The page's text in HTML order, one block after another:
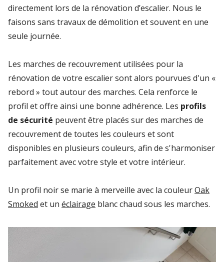
directement lors de la rénovation d’escalier. Nous le
faisons sans travaux de démolition et souvent en une
seule journée.
Les marches de recouvrement utilisées pour la
rénovation de votre escalier sont alors pourvues d'un «
rebord » tout autour des marches. Cela renforce le
profil et offre ainsi une bonne adhérence. Les profils
de sécurité peuvent être placés sur des marches de
recouvrement de toutes les couleurs et sont
disponibles en plusieurs couleurs, afin de s'harmoniser
parfaitement avec votre style et votre intérieur.
Un profil noir se marie à merveille avec la couleurOak
Smoked et un éclairage blanc chaud sous les marches.